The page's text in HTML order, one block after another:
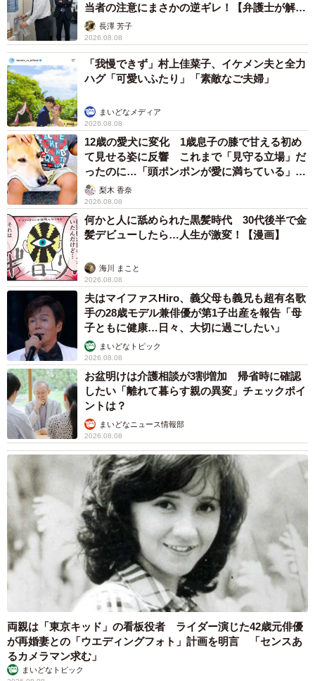
当者の注意にまさかの逆ギレ！【弁護士が解
説】長澤 芳子
2026.08.08
「我慢できず」村上佳菜子、イケメン夫と全力
ハグ「可愛いふたり」「素敵なご夫婦」
まいどなメディア
2026.08.08
12歳の愛犬に変化 1歳息子の膝で甘える初め
て見せる姿に反響 これまで「見守る立場」だ
ったのに…「頭ポンポンが愛に満ちている」
「尊…」
梨木 香奈
2026.08.08
何かと人に舐められた黒髪時代 30代後半で金
髪デビューしたら…人生が激変！【漫画】
海川 まこと
2026.08.08
夫はマイファスHiro、義父母も義兄も超有名歌
手の28歳モデル兼俳優が第1子出産を報告「母
子ともに健康…日々、大切に過ごしたい」
まいどなトピック
2026.08.08
お盆明けは介護相談が3割増加 帰省時に確認
したい「離れて暮らす親の異変」チェックポイ
ントは？
まいどなニュース情報部
2026.08.08
両親は「東京キッド」の看板役者 ライダー演じた42歳元俳優
が再婚妻との「ウエディングフォト」計画を明言 「センスあ
るカメラマン求む」
まいどなトピック